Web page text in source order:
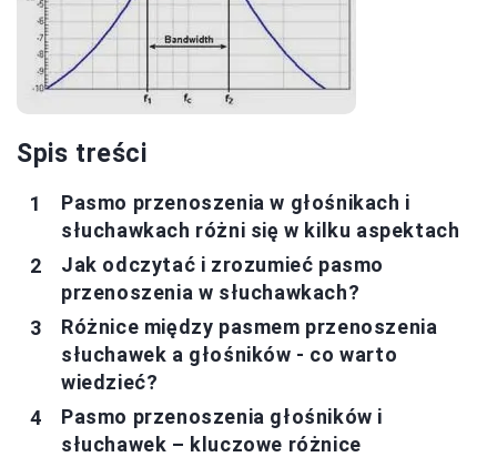
Spis treści
Pasmo przenoszenia w głośnikach i
słuchawkach różni się w kilku aspektach
Jak odczytać i zrozumieć pasmo
przenoszenia w słuchawkach?
Różnice między pasmem przenoszenia
słuchawek a głośników - co warto
wiedzieć?
Pasmo przenoszenia głośników i
słuchawek – kluczowe różnice